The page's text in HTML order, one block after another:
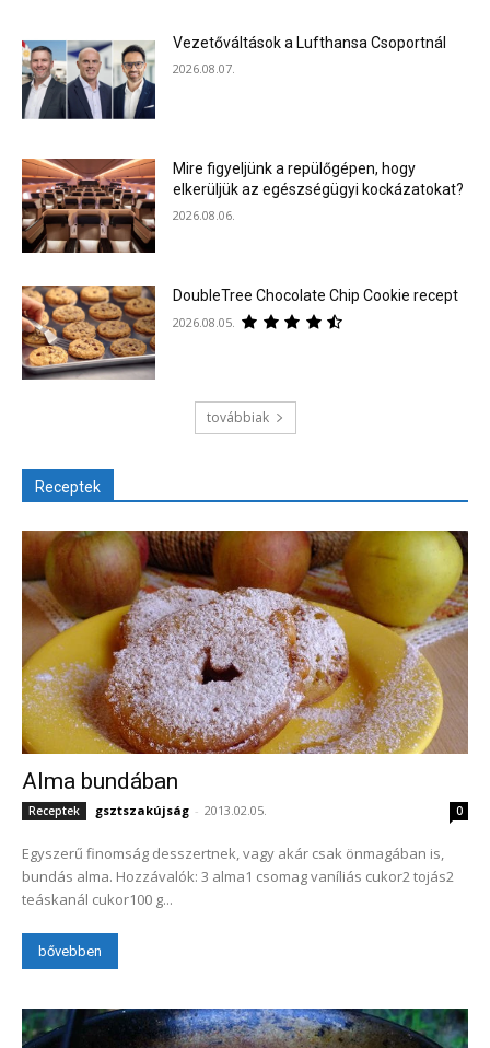
Vezetőváltások a Lufthansa Csoportnál
2026.08.07.
Mire figyeljünk a repülőgépen, hogy
elkerüljük az egészségügyi kockázatokat?
2026.08.06.
DoubleTree Chocolate Chip Cookie recept
2026.08.05.
továbbiak
Receptek
Alma bundában
Receptek gsztszakújság - 2013.02.05. 0
Egyszerű finomság desszertnek, vagy akár csak önmagában is,
bundás alma. Hozzávalók: 3 alma1 csomag vaníliás cukor2 tojás2
teáskanál cukor100 g...
bővebben